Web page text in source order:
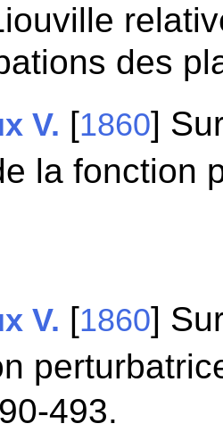
des
V. [1860]
la fonction
V. [1860]
493.